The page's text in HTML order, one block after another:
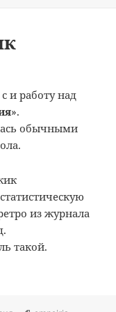
и работу над
».
обычными
из журнала
такой.